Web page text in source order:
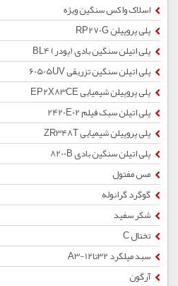
اسلاک واکس سنگین ویژه
پلی پروپیلن RP270G
پلی اتیلن سنگین بادی (پودر) BL4
پلی اتیلن سنگین تزریقی 60505UV
پلی پروپیلن شیمیایی EP2X83CE
پلی اتیلن سبک فیلم 2420E02
پلی پروپیلن شیمیایی ZR348T
پلی اتیلن سنگین بادی 8200B
مس مفتول
گوگرد گرانوله
شکر سفید
تختال C
سبد میلگرد 32تا12-A3
آرگون